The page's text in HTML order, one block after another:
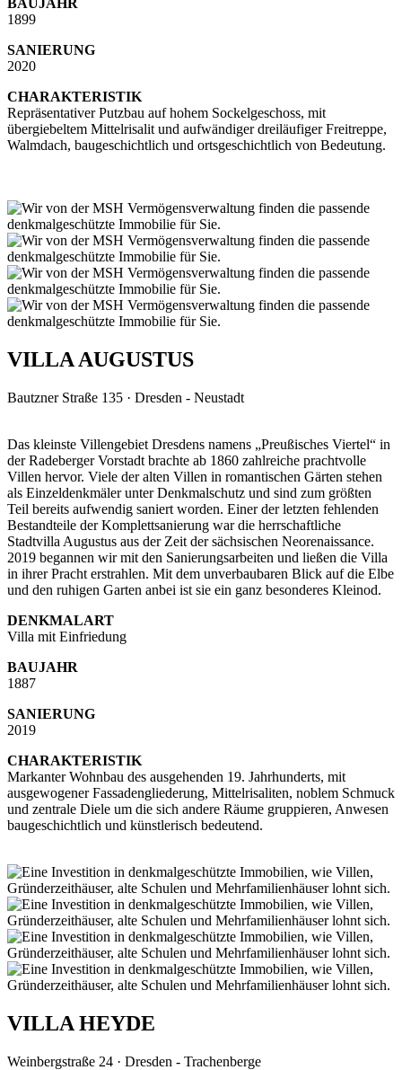
1899
SANIERUNG
2020
CHARAKTERISTIK
Repräsentativer Putzbau auf hohem Sockelgeschoss, mit
übergiebeltem Mittelrisalit und aufwändiger dreiläufiger Freitreppe,
Walmdach, baugeschichtlich und ortsgeschichtlich von Bedeutung.
VILLA AUGUSTUS
Bautzner Straße 135 · Dresden - Neustadt
Das kleinste Villengebiet Dresdens namens „Preußisches Viertel“ in
der Radeberger Vorstadt brachte ab 1860 zahlreiche prachtvolle
Villen hervor. Viele der alten Villen in romantischen Gärten stehen
als Einzeldenkmäler unter Denkmalschutz und sind zum größten
Teil bereits aufwendig saniert worden. Einer der letzten fehlenden
Bestandteile der Komplettsanierung war die herrschaftliche
Stadtvilla Augustus aus der Zeit der sächsischen Neorenaissance.
2019 begannen wir mit den Sanierungsarbeiten und ließen die Villa
in ihrer Pracht erstrahlen. Mit dem unverbaubaren Blick auf die Elbe
und den ruhigen Garten anbei ist sie ein ganz besonderes Kleinod.
DENKMALART
Villa mit Einfriedung
BAUJAHR
1887
SANIERUNG
2019
CHARAKTERISTIK
Markanter Wohnbau des ausgehenden 19. Jahrhunderts, mit
ausgewogener Fassadengliederung, Mittelrisaliten, noblem Schmuck
und zentrale Diele um die sich andere Räume gruppieren, Anwesen
baugeschichtlich und künstlerisch bedeutend.
VILLA HEYDE
Weinbergstraße 24 · Dresden - Trachenberge